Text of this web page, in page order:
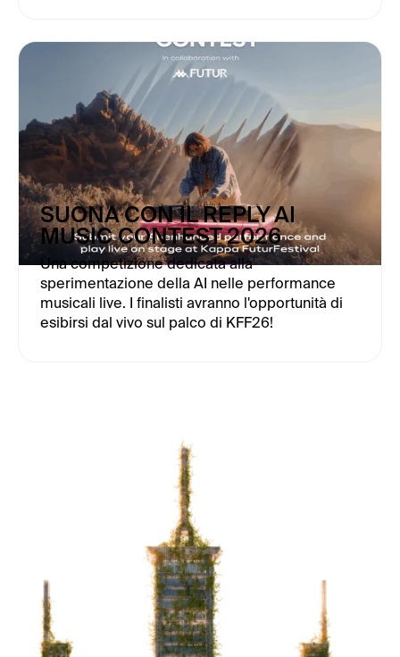
SUONA CON IL REPLY AI
MUSIC CONTEST 2026
Una competizione dedicata alla
sperimentazione della AI nelle performance
musicali live. I finalisti avranno l'opportunità di
esibirsi dal vivo sul palco di KFF26!